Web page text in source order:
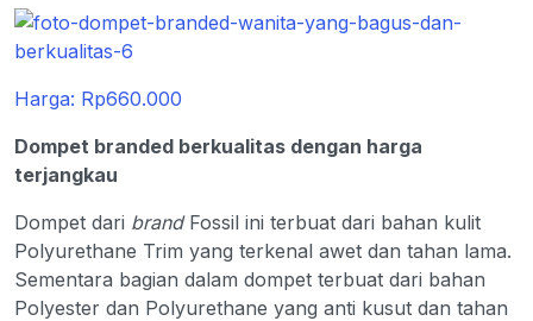
Harga: Rp660.000
Dompet branded berkualitas dengan harga
terjangkau
Dompet dari brandFossil ini terbuat dari bahan kulit
Polyurethane Trim yang terkenal awet dan tahan lama.
Sementara bagian dalam dompet terbuat dari bahan
Polyester dan Polyurethane yang anti kusut dan tahan